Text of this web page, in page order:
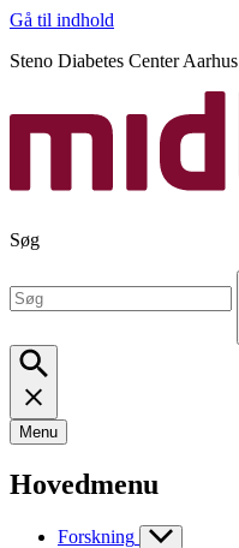
Gå til indhold
Steno Diabetes Center Aarhus
Søg
Menu
Hovedmenu
Forskning